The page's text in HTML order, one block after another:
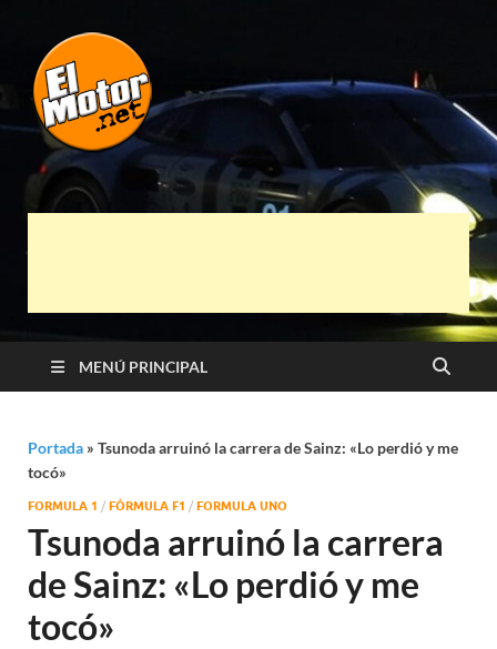
El Motor punto
Net
Automóviles
MENÚ PRINCIPAL
Portada » Tsunoda arruinó la carrera de Sainz: «Lo perdió y me
tocó»
FORMULA 1 / FÓRMULA F1 / FORMULA UNO
Tsunoda arruinó la carrera
de Sainz: «Lo perdió y me
tocó»